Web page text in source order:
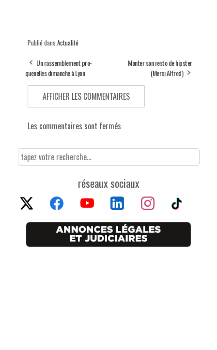
Publié dans Actualité
Un rassemblement pro-
quenelles dimanche à Lyon
Monter son resto de hipster
(Merci Alfred)
AFFICHER LES COMMENTAIRES
Les commentaires sont fermés
réseaux sociaux